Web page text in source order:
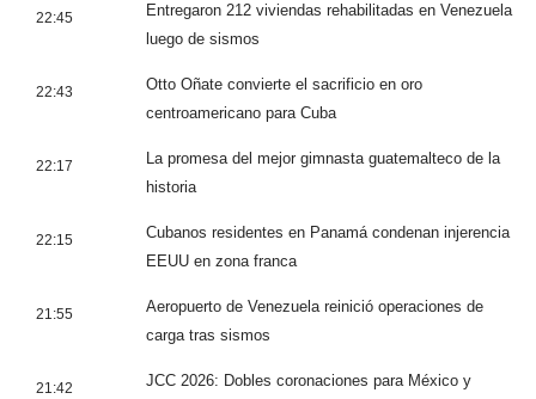
22:45
Entregaron 212 viviendas rehabilitadas en Venezuela
luego de sismos
22:43
Otto Oñate convierte el sacrificio en oro
centroamericano para Cuba
22:17
La promesa del mejor gimnasta guatemalteco de la
historia
22:15
Cubanos residentes en Panamá condenan injerencia
EEUU en zona franca
21:55
Aeropuerto de Venezuela reinició operaciones de
carga tras sismos
21:42
JCC 2026: Dobles coronaciones para México y